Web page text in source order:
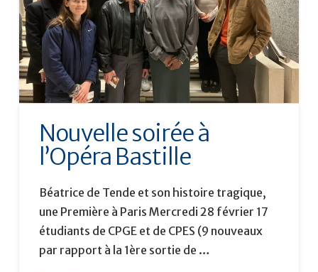
Nouvelle soirée à
l’Opéra Bastille
Béatrice de Tende et son histoire tragique,
une Première à Paris Mercredi 28 février 17
étudiants de CPGE et de CPES (9 nouveaux
par rapport à la 1ère sortie de …